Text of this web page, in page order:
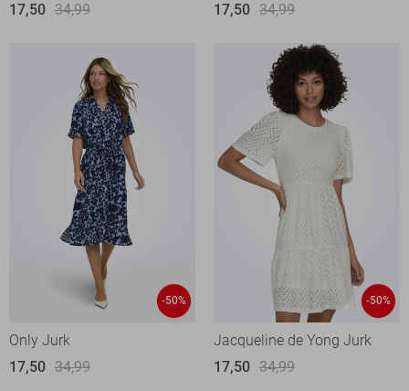
17,50 34,99
17,50 34,99
-50%
Only Jurk
17,50 34,99
-50%
Jacqueline de Yong Jurk
17,50 34,99